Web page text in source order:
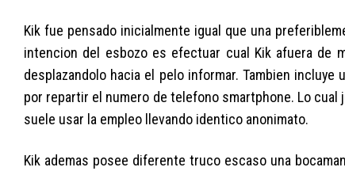
Kik fue pensado inicialmente igual que una
intencion del esbozo es efectuar cual Kik afuera de
desplazandolo hacia el pelo informar. Tambien
por repartir el numero de telefono smartphone. Lo
suele usar la empleo llevando identico anonimato.
Kik ademas posee diferente truco escaso una